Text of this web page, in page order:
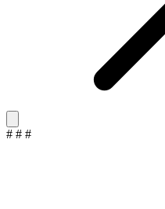
# # #